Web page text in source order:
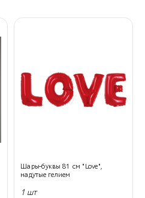
Шары-буквы 81 см "Love",
надутые гелием
1 шт